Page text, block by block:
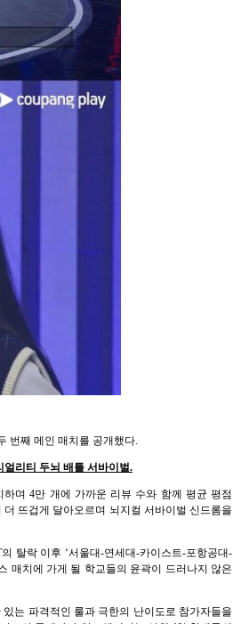
번째 메인 매치를 공개했다.
얼리티 두뇌 배틀 서바이벌.
며 4만 개에 가까운 리뷰 수와 함께 평균 평점
뜨겁게 달아오르며 뇌지컬 서바이벌 신드롬을
탈락 이후 ‘서울대-연세대-카이스트-포항공대-
매치에 가게 될 학교들의 윤곽이 드러나지 않은
는 파격적인 룰과 극한의 난이도로 참가자들을